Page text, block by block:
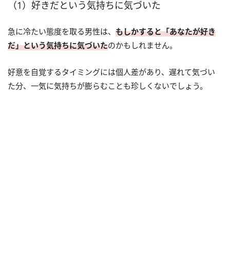
（1）好きだという気持ちに気づいた
急に冷たい態度を取る男性は、 もしかすると「あなたが好き
だ」という気持ちに気づいたのかもしれません。
好意を自覚するタイミングには個人差があり、遅れて気づい
た分、一気に気持ちが膨らむことも珍しくないでしょう。